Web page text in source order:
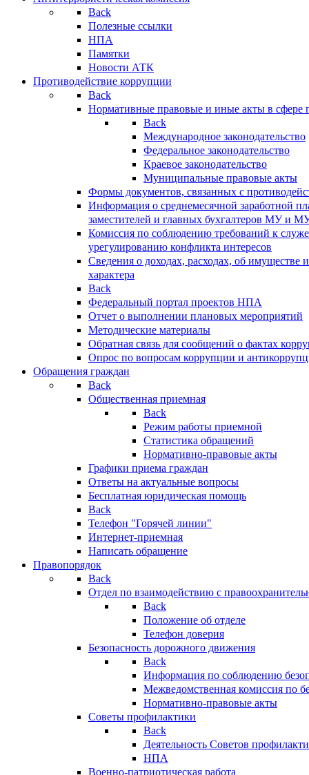
Back
Полезные ссылки
НПА
Памятки
Новости АТК
Противодействие коррупции
Back
Нормативные правовые и иные акты в сфере
Back
Международное законодательство
Федеральное законодательство
Краевое законодательство
Муниципальные правовые акты
Формы документов, связанных с
Информация о среднемесячной заработной
заместителей и главных бухгалтеров МУ и
Комиссия по соблюдению требований к
урегулированию конфликта интересов
Сведения о доходах, расходах, об имуществе
характера
Back
Федеральный портал проектов НПА
Отчет о выполнении плановых мероприятий
Методические материалы
Обратная связь для сообщений о фактах
Опрос по вопросам коррупции и
Обращения граждан
Back
Общественная приемная
Back
Режим работы приемной
Статистика обращений
Нормативно-правовые акты
Графики приема граждан
Ответы на актуальные вопросы
Бесплатная юридическая помощь
Back
Телефон "Горячей линии"
Интернет-приемная
Написать обращение
Правопорядок
Back
Отдел по взаимодействию с
Back
Положение об отделе
Телефон доверия
Безопасность дорожного движения
Back
Информация по соблюдению
Межведомственная комиссия по
Нормативно-правовые акты
Советы профилактики
Back
Деятельность Советов
НПА
Военно-патриотическая работа